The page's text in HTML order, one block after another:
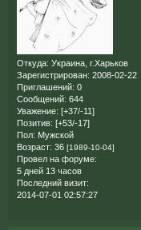
Откуда: Украина, г.Харьков
Зарегистрирован: 2008-02-22
Приглашений: 0
Сообщений: 644
Уважение: [+37/-11]
Позитив: [+53/-17]
Пол: Мужской
Возраст: 36 [1989-10-04]
Провел на форуме:
5 дней 13 часов
Последний визит:
2014-07-01 02:57:27